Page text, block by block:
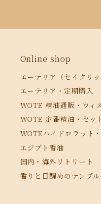
Online shop
エーテリア（セイクリッ
エーテリア・定期購入
WOTE 精油通販・ウィ
WOTE 定番精油・セッ
WOTEハイドロラット
エジプト香油
国内・海外リトリート
香りと目醒めのテンプ